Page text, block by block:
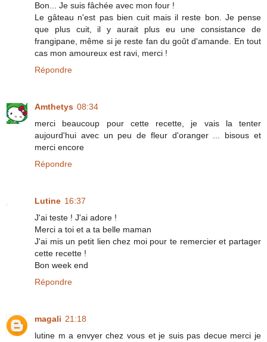
Bon... Je suis fâchée avec mon four !
Le gâteau n'est pas bien cuit mais il reste bon. Je pense
que plus cuit, il y aurait plus eu une consistance de
frangipane, même si je reste fan du goût d'amande. En tout
cas mon amoureux est ravi, merci !
Répondre
Amthetys 08:34
merci beaucoup pour cette recette, je vais la tenter
aujourd'hui avec un peu de fleur d'oranger ... bisous et
merci encore
Répondre
Lutine 16:37
J'ai teste ! J'ai adore !
Merci a toi et a ta belle maman
J'ai mis un petit lien chez moi pour te remercier et partager
cette recette !
Bon week end
Répondre
magali 21:18
lutine m a envyer chez vous et je suis pas decue merci je